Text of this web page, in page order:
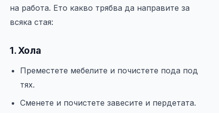
на работа. Ето какво трябва да направите за
всяка стая:
1. Хола
Преместете мебелите и почистете пода под
тях.
Сменете и почистете завесите и пердетата.